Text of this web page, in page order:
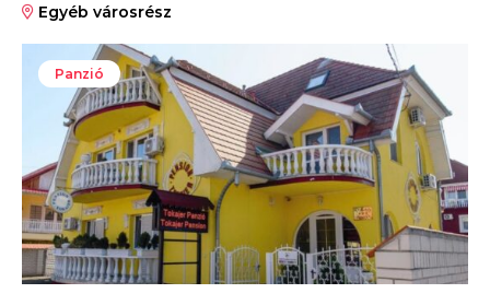
Egyéb városrész
Panzió